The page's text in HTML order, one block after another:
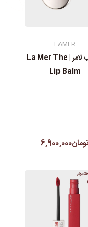
LAMER
بالم لب لامر | La Mer The
Lip Balm